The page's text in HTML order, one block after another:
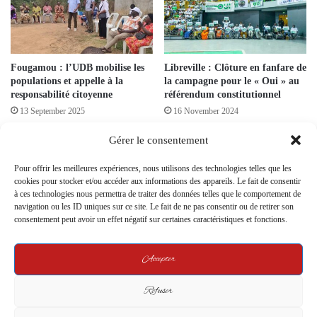
Gérer le consentement
Pour offrir les meilleures expériences, nous utilisons des technologies telles que les
cookies pour stocker et/ou accéder aux informations des appareils. Le fait de consentir
à ces technologies nous permettra de traiter des données telles que le comportement de
navigation ou les ID uniques sur ce site. Le fait de ne pas consentir ou de retirer son
consentement peut avoir un effet négatif sur certaines caractéristiques et fonctions.
Accepter
Refuser
Fougamou : l’UDB mobilise les
populations et appelle à la
responsabilité citoyenne
13 September 2025
Libreville : Clôture en fanfare de
la campagne pour le « Oui » au
référendum constitutionnel
16 November 2024
Les Ressortissants de l’Ogoulou
Gabon : RÉAGIR ou l’art de
30 March 2026